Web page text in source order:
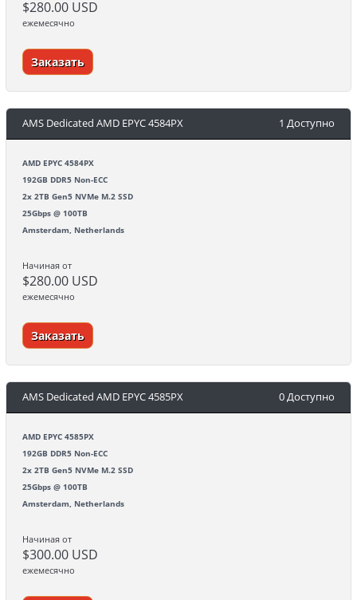
$280.00 USD
ежемесячно
Заказать
AMS Dedicated AMD EPYC 4584PX 1 Доступно
AMD EPYC 4584PX
192GB DDR5 Non-ECC
2x 2TB Gen5 NVMe M.2 SSD
25Gbps @ 100TB
Amsterdam, Netherlands
Начиная от
$280.00 USD
ежемесячно
Заказать
AMS Dedicated AMD EPYC 4585PX 0 Доступно
AMD EPYC 4585PX
192GB DDR5 Non-ECC
2x 2TB Gen5 NVMe M.2 SSD
25Gbps @ 100TB
Amsterdam, Netherlands
Начиная от
$300.00 USD
ежемесячно